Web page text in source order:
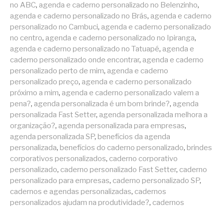
no ABC, agenda e caderno personalizado no Belenzinho,
agenda e caderno personalizado no Brás, agenda e caderno
personalizado no Cambuci, agenda e caderno personalizado
no centro, agenda e caderno personalizado no Ipiranga,
agenda e caderno personalizado no Tatuapé, agenda e
caderno personalizado onde encontrar, agenda e caderno
personalizado perto de mim, agenda e caderno
personalizado preço, agenda e caderno personalizado
próximo a mim, agenda e caderno personalizado valem a
pena?, agenda personalizada é um bom brinde?, agenda
personalizada Fast Setter, agenda personalizada melhora a
organização?, agenda personalizada para empresas,
agenda personalizada SP, benefícios da agenda
personalizada, benefícios do caderno personalizado, brindes
corporativos personalizados, caderno corporativo
personalizado, caderno personalizado Fast Setter, caderno
personalizado para empresas, caderno personalizado SP,
cadernos e agendas personalizadas, cadernos
personalizados ajudam na produtividade?, cadernos